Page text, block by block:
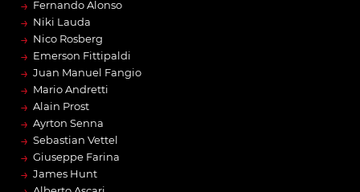
→ Fernando Alonso
→ Niki Lauda
→ Nico Rosberg
→ Emerson Fittipaldi
→ Juan Manuel Fangio
→ Mario Andretti
→ Alain Prost
→ Ayrton Senna
→ Sebastian Vettel
→ Giuseppe Farina
→ James Hunt